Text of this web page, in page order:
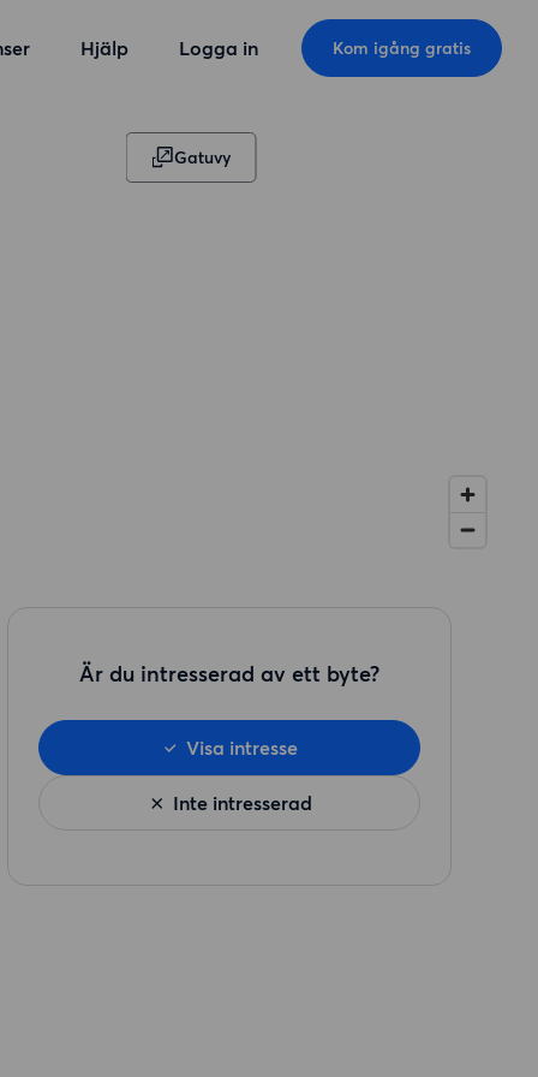
Hjälp Logga in Kom igång gratis
Gatuvy
Är du intresserad av ett byte?
Inte intresserad
Visa intresse